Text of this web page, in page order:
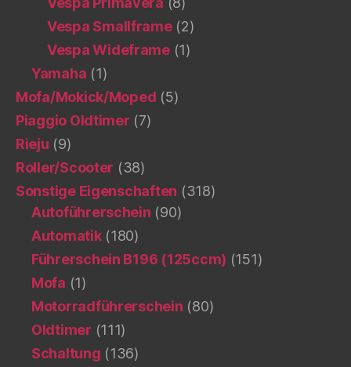
Vespa Smallframe(2)
Vespa Wideframe(1)
Yamaha (1)
Mofa/Mokick/Moped (5)
Piaggio Oldtimer (7)
Rieju (9)
Roller/Scooter (38)
Sonstige Eigenschaften (318)
Autoführerschein (90)
Automatik(180)
Führerschein B196 (125ccm) (151)
Mofa (1)
Motorradführerschein (80)
Oldtimer (111)
Schaltung (136)